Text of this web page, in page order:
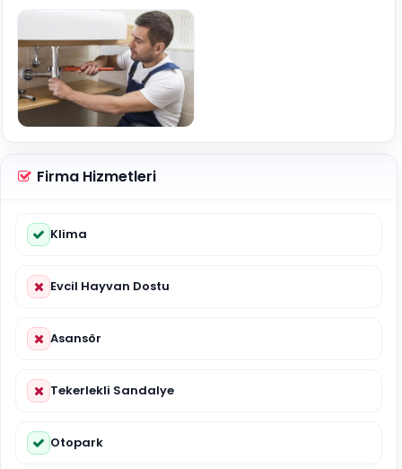
Firma Hizmetleri
Klima
Evcil Hayvan Dostu
Asansör
Tekerlekli Sandalye
Otopark